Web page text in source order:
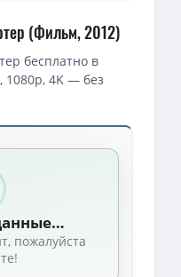
(Фильм, 2012)
бесплатно в
1080p, 4K — без
пожалуйста